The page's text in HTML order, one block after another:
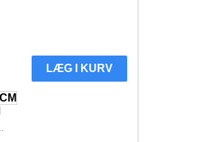
LÆG I KURV